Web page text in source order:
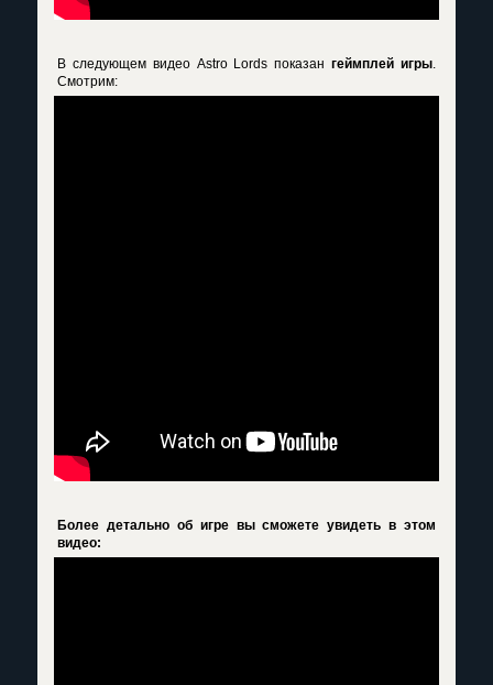
В следующем видео Astro Lords показангеймплей игры.
Смотрим:
Более детально об игре вы сможете увидеть в этом
видео: